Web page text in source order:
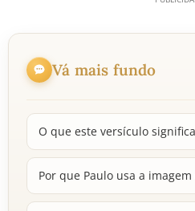
Vá mais fundo
O que este versículo
Por que Paulo usa a